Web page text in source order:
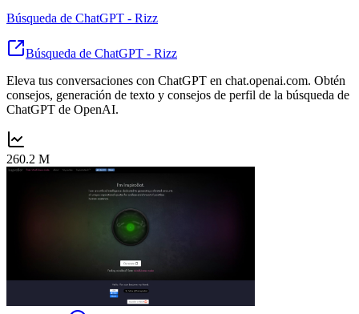
Búsqueda de ChatGPT - Rizz
Búsqueda de ChatGPT - Rizz
Eleva tus conversaciones con ChatGPT en chat.openai.com. Obtén
consejos, generación de texto y consejos de perfil de la búsqueda de
ChatGPT de OpenAI.
260.2 M